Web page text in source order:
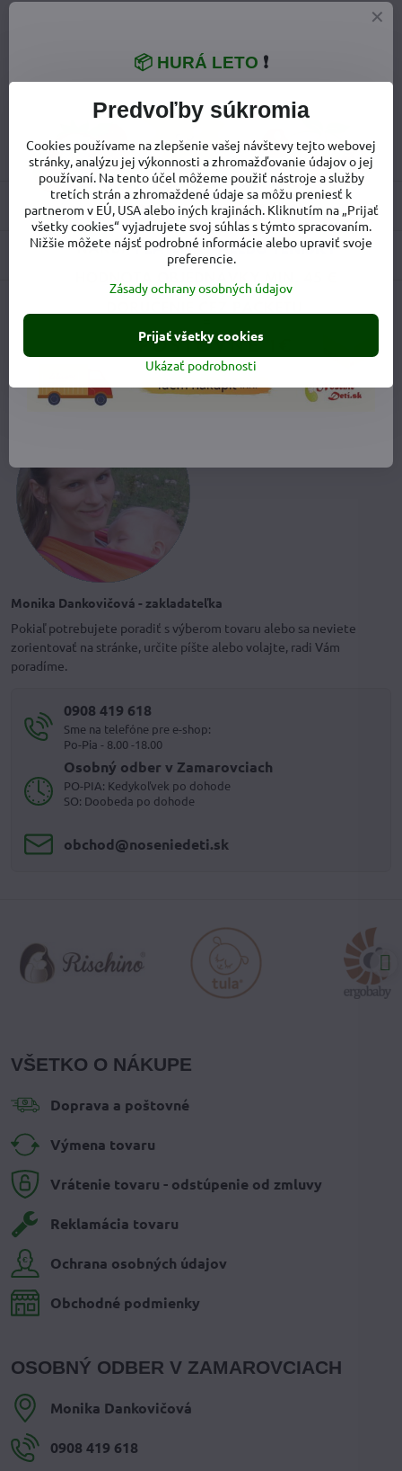
Ergo nosič
Ergonomické nosiče
Doplnky k nosičom
Doplnky k Ergobaby
Recenzie 0
Predchádzajúci produkt
Monika Dankovičová - zakladateľka
Pokiaľ potrebujete poradiť s výberom tovaru alebo sa neviete
zorientovať na stránke, určite píšte alebo volajte, radi Vám
poradíme.
0908 419 618
Sme na telefóne pre e-shop:
Po-Pia - 8.00 -18.00
Osobný odber v Zamarovciach
PO-PIA: Kedykoľvek po dohode
SO: Doobeda po dohode
obchod​@noseniedeti​.sk
VŠETKO O NÁKUPE
Doprava a poštovné
Výmena tovaru
Vrátenie tovaru - odstúpenie od zmluvy
Reklamácia tovaru
Ochrana osobných údajov
Obchodné podmienky
OSOBNÝ ODBER V ZAMAROVCIACH
Monika Dankovičová
0908 419 618
Predvoľby súkromia
Cookies používame na zlepšenie vašej návštevy tejto webovej
stránky, analýzu jej výkonnosti a zhromažďovanie údajov o jej
používaní. Na tento účel môžeme použiť nástroje a služby
tretích strán a zhromaždené údaje sa môžu preniesť k
partnerom v EÚ, USA alebo iných krajinách. Kliknutím na „Prijať
všetky cookies“ vyjadrujete svoj súhlas s týmto spracovaním.
Nižšie môžete nájsť podrobné informácie alebo upraviť svoje
preferencie.
Zásady ochrany osobných údajov
Ukázať podrobnosti
Prijať všetky cookies
📦 HURÁ LETO ❗